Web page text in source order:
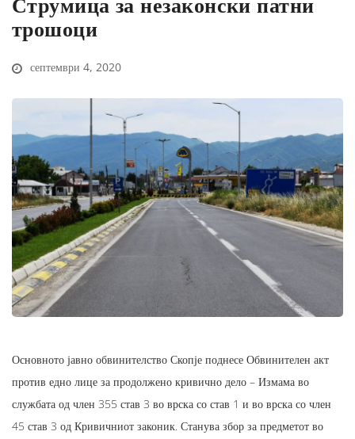
трошоци
септември 4, 2020
Основното јавно обвинителство Скопје поднесе Обвинителен акт
против едно лице за продолжено кривично дело – Измама во
службата од член 355 став 3 во врска со став 1 и во врска со член
45 став 3 од Кривичниот законик. Станува збор за предметот во